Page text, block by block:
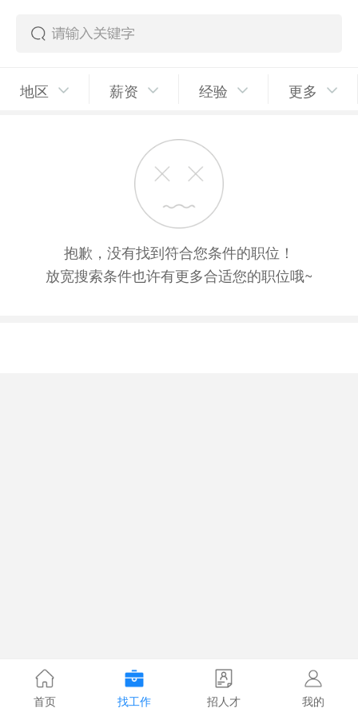
地区 薪资 经验 更多
抱歉，没有找到符合您条件的职位！
放宽搜索条件也许有更多合适您的职位哦~
首页 找工作 招人才 我的